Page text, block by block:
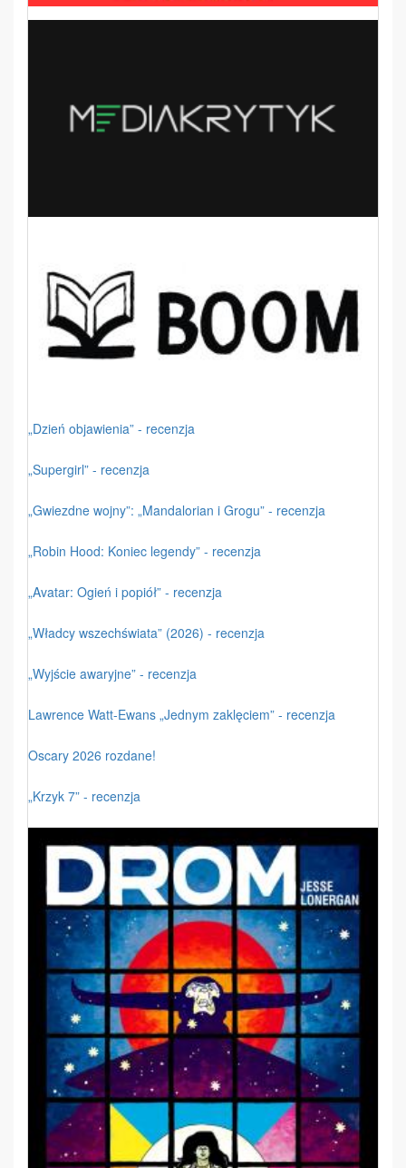
„Dzień objawienia” - recenzja
„Supergirl” - recenzja
„Gwiezdne wojny”: „Mandalorian i Grogu” - recenzja
„Robin Hood: Koniec legendy” - recenzja
„Avatar: Ogień i popiół” - recenzja
„Władcy wszechświata” (2026) - recenzja
„Wyjście awaryjne” - recenzja
Lawrence Watt-Ewans „Jednym zaklęciem” - recenzja
Oscary 2026 rozdane!
„Krzyk 7” - recenzja